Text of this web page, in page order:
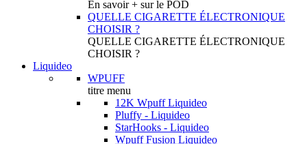
En savoir + sur le POD
QUELLE CIGARETTE ÉLECTRONIQUE
CHOISIR ?
QUELLE CIGARETTE ÉLECTRONIQUE
CHOISIR ?
Liquideo
WPUFF
titre menu
12K Wpuff Liquideo
Pluffy - Liquideo
StarHooks - Liquideo
Wpuff Fusion Liquideo